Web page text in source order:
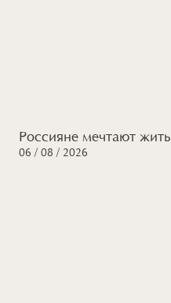
Россияне мечтают жить
06 / 08 / 2026